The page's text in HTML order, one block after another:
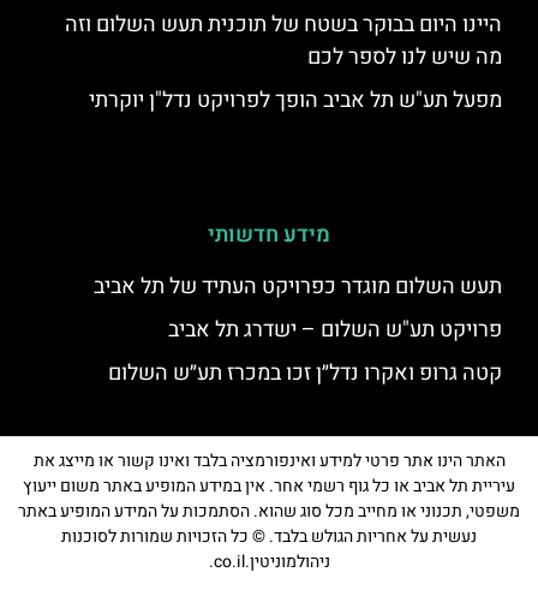
היינו היום בבוקר בשטח של תוכנית תעש השלום וזה
מה שיש לנו לספר לכם
מפעל תע"ש תל אביב הופך לפרויקט נדל"ן יוקרתי
מידע חדשותי
תעש השלום מוגדר כפרויקט העתיד של תל אביב
פרויקט תע"ש השלום – ישדרג תל אביב
קטה גרופ ואקרו נדל״ן זכו במכרז תע״ש השלום
האתר הינו אתר פרטי למידע ואינפורמציה בלבד ואינו קשור או מייצג את
עיריית תל אביב או כל גוף רשמי אחר. אין במידע המופיע באתר משום ייעוץ
משפטי, תכנוני או מחייב מכל סוג שהוא. הסתמכות על המידע המופיע באתר
נעשית על אחריות הגולש בלבד. © כל הזכויות שמורות לסוכנות
ניהולמוניטין.co.il.